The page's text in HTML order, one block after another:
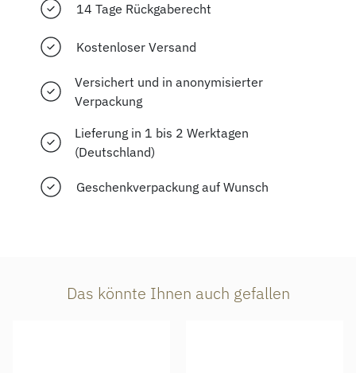
14 Tage Rückgaberecht
Kostenloser Versand
Versichert und in anonymisierter
Verpackung
Lieferung in 1 bis 2 Werktagen
(Deutschland)
Geschenkverpackung auf Wunsch
Das könnte Ihnen auch gefallen